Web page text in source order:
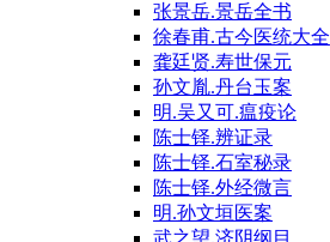
张景岳.景岳全书
徐春甫.古今医统大全
龚廷贤.寿世保元
孙文胤.丹台玉案
明.吴又可.瘟疫论
陈士铎.辨证录
陈士铎.石室秘录
陈士铎.外经微言
明.孙文垣医案
武之望.济阴纲目